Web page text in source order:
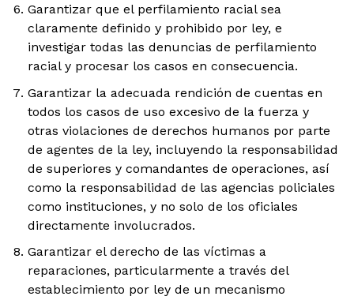
Garantizar que el perfilamiento racial sea
claramente definido y prohibido por ley, e
investigar todas las denuncias de perfilamiento
racial y procesar los casos en consecuencia.
Garantizar la adecuada rendición de cuentas en
todos los casos de uso excesivo de la fuerza y
otras violaciones de derechos humanos por parte
de agentes de la ley, incluyendo la responsabilidad
de superiores y comandantes de operaciones, así
como la responsabilidad de las agencias policiales
como instituciones, y no solo de los oficiales
directamente involucrados.
Garantizar el derecho de las víctimas a
reparaciones, particularmente a través del
establecimiento por ley de un mecanismo